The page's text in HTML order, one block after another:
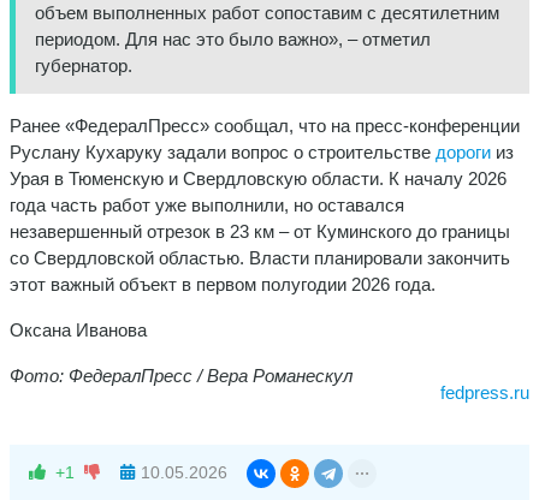
объем выполненных работ сопоставим с десятилетним
периодом. Для нас это было важно», – отметил
губернатор.
Ранее «ФедералПресс» сообщал, что на пресс‑конференции
Руслану Кухаруку задали вопрос о строительстве дороги из
Урая в Тюменскую и Свердловскую области. К началу 2026
года часть работ уже выполнили, но оставался
незавершенный отрезок в 23 км – от Куминского до границы
со Свердловской областью. Власти планировали закончить
этот важный объект в первом полугодии 2026 года.
Оксана Иванова
Фото: ФедералПресс / Вера Романескул
fedpress.ru
+1 10.05.2026